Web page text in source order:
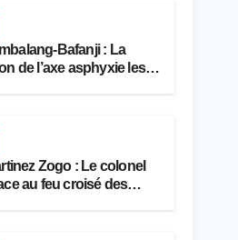
Bafanji : La
de l’axe asphyxie les
Zogo : Le colonel
au feu croisé des